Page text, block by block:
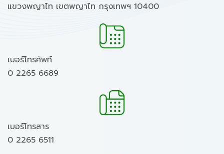
แขวงพญาไท เขตพญาไท กรุงเทพฯ 10400
เบอร์โทรศัพท์
0 2265 6689
เบอร์โทรสาร
0 2265 6511